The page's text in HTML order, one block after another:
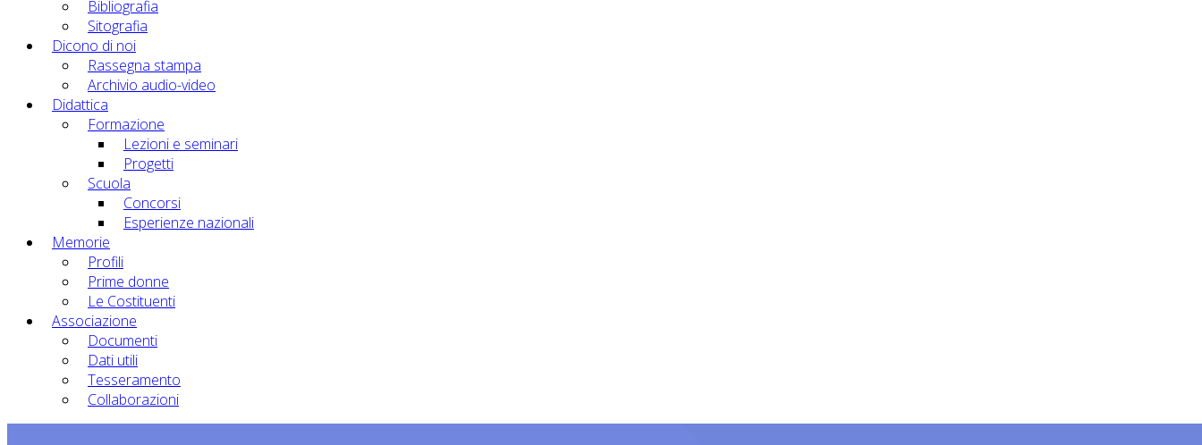
Bibliografia
Sitografia
Dicono di noi
Rassegna stampa
Archivio audio-video
Didattica
Formazione
Lezioni e seminari
Progetti
Scuola
Concorsi
Esperienze nazionali
Memorie
Profili
Prime donne
Le Costituenti
Associazione
Documenti
Dati utili
Tesseramento
Collaborazioni